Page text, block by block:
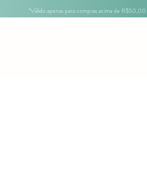
*Válido apenas para compras acima de R$50,00